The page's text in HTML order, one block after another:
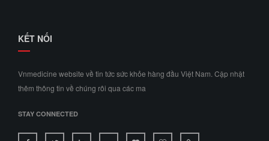
KẾT NỐI
Vnmedicine website về tin tức sức khỏe hàng đầu Việt Nam. Cập nhật
thêm thông tin về chúng rôi qua các ma
STAY CONNECTED